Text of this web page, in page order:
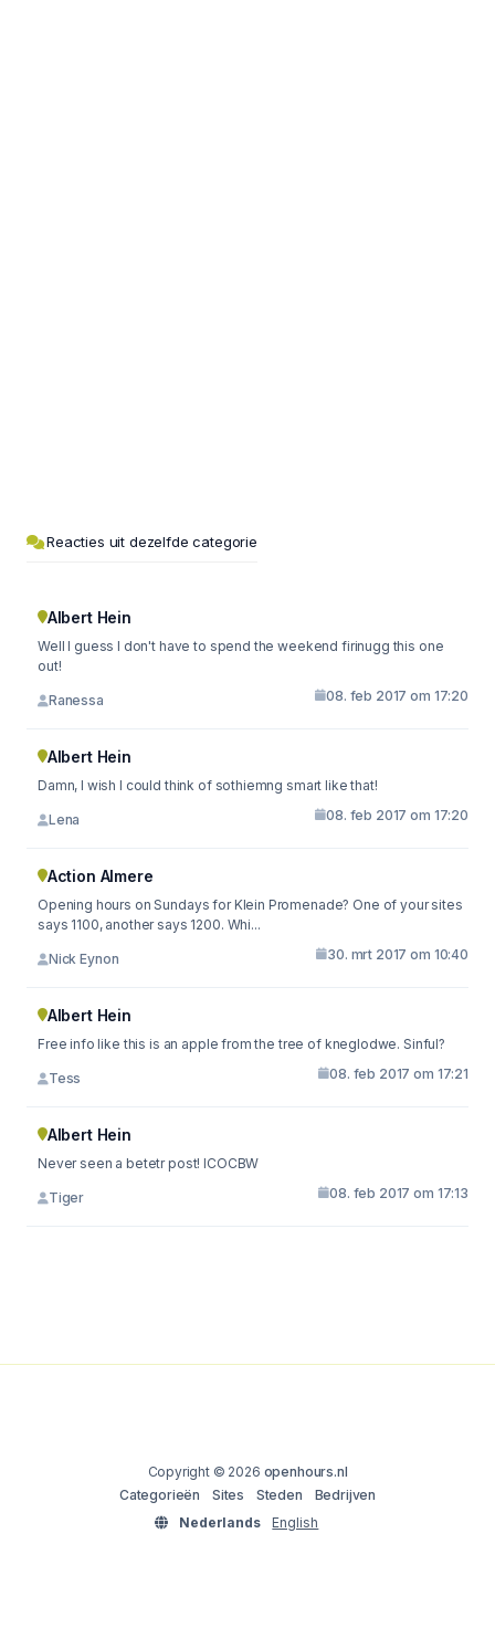
Reacties uit dezelfde categorie
Albert Hein
Well I guess I don't have to spend the weekend firinugg this one
out!
Ranessa 08. feb 2017 om 17:20
Albert Hein
Damn, I wish I could think of sothiemng smart like that!
Lena 08. feb 2017 om 17:20
Action Almere
Opening hours on Sundays for Klein Promenade? One of your sites
says 1100, another says 1200. Whi...
Nick Eynon 30. mrt 2017 om 10:40
Albert Hein
Free info like this is an apple from the tree of kneglodwe. Sinful?
Tess 08. feb 2017 om 17:21
Albert Hein
Never seen a betetr post! ICOCBW
Tiger 08. feb 2017 om 17:13
Copyright © 2026 openhours.nl
Categorieën
Sites Steden
Bedrijven
Nederlands
English